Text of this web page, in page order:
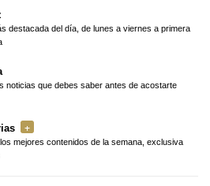
destacada del día, de lunes a viernes a primera
noticias que debes saber antes de acostarte
mejores contenidos de la semana, exclusiva